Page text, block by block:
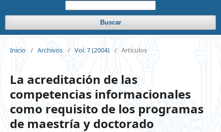
Buscar
Inicio / Archivos / Vol. 7 (2004) / Artículos
La acreditación de las
competencias informacionales
como requisito de los programas
de maestría y doctorado